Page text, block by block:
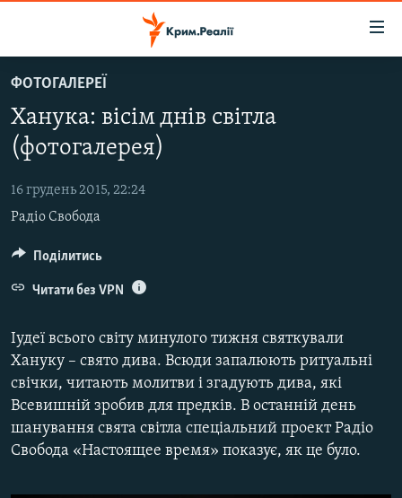
до
основного
матеріалу
Перейти
до
навігації
Перейти
пошуку
ВОДА.КРИМ
ВІДЕО ТА ФОТО
ПОЛІТИКА
БЛОГИ
ПОГЛЯД
ІНТЕРВ'Ю
СПЕЦПРОЕКТИ
ДЕПОРТАЦІЯ
ВІДЕОУРОКИ «ELIFBE»
СВІДЧЕННЯ ОКУПАЦІЇ
ЯК ОБІЙТИ БЛОКУВАННЯ
Русский
ФОТОГАЛЕРЕЇ
Ханука: вісім днів світла
(фотогалерея)
16 грудень 2015, 22:24
Радіо Свобода
Іудеї всього світу минулого тижня святкували
Хануку – свято дива. Всюди запалюють ритуальні
свічки, читають молитви і згадують дива, які
Всевишній зробив для предків. В останній день
шанування свята світла спеціальний проект Радіо
Свобода «Настоящее время» показує, як це було.
Поділитись
Читати без VPN